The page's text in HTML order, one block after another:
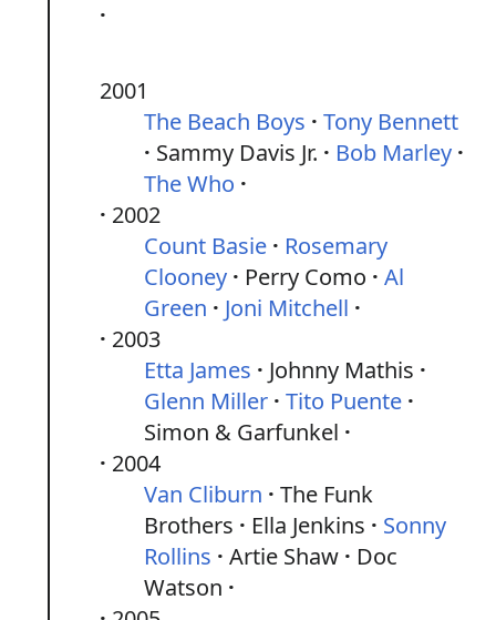
2001
The Beach Boys
Tony Bennett
Sammy Davis Jr.
Bob Marley
The Who
2002
Count Basie
Rosemary
Clooney
Perry Como
Al
Green
Joni Mitchell
2003
Etta James
Johnny Mathis
Glenn Miller Tito Puente
Simon & Garfunkel
2004
Van Cliburn
The Funk
Brothers
Ella Jenkins
Sonny
Rollins
Artie Shaw
Doc
Watson